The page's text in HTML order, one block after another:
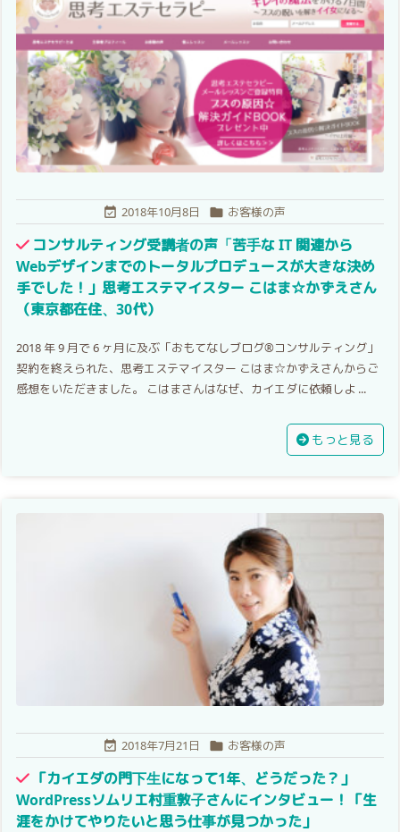
 2018年10月8日  お客様の声
コンサルティング受講者の声「苦手な IT 関連から
Webデザインまでのトータルプロデュースが大きな決め
手でした！」思考エステマイスター こはま☆かずえさん
（東京都在住、30代）
2018 年 9 月で 6 ヶ月に及ぶ「おもてなしブログ®コンサルティング」
契約を終えられた、思考エステマイスター こはま☆かずえさんからご
感想をいただきました。 こはまさんはなぜ、カイエダに依頼しよ ...
もっと見る
 2018年7月21日  お客様の声
「カイエダの門下生になって1年、どうだった？」
WordPressソムリエ村重敦子さんにインタビュー！「生
涯をかけてやりたいと思う仕事が見つかった」